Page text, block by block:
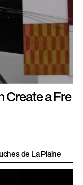
Create a Fre
de La Plaine